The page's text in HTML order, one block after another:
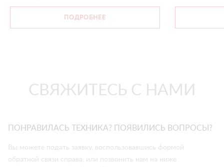
ПОДРОБНЕЕ
СВЯЖИТЕСЬ С НАМИ
ПОНРАВИЛАСЬ ТЕХНИКА? ПОЯВИЛИСЬ ВОПРОСЫ?
Вы можете подать заявку, воспользовавшись формой
обратной связи справа, или позвонить нам на ниже